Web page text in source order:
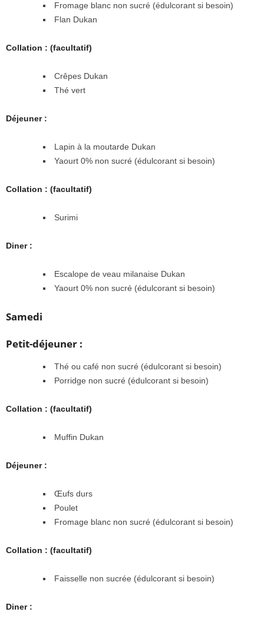
Fromage blanc non sucré (édulcorant si besoin)
Flan Dukan
Collation : (facultatif)
Crêpes Dukan
Thé vert
Déjeuner :
Lapin à la moutarde Dukan
Yaourt 0% non sucré (édulcorant si besoin)
Collation : (facultatif)
Surimi
Diner :
Escalope de veau milanaise Dukan
Yaourt 0% non sucré (édulcorant si besoin)
Samedi
Petit-déjeuner :
Thé ou café non sucré (édulcorant si besoin)
Porridge non sucré (édulcorant si besoin)
Collation : (facultatif)
Muffin Dukan
Déjeuner :
Œufs durs
Poulet
Fromage blanc non sucré (édulcorant si besoin)
Collation : (facultatif)
Faisselle non sucrée (édulcorant si besoin)
Diner :